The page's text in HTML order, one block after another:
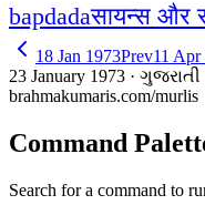
bapdadaसायन्स और
18 Jan 1973Prev11 Apr
23 January 1973 · ગુજરાતી
brahmakumaris.com/murlis
Command
Search for a command to